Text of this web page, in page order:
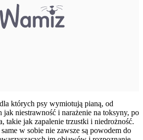
których psy wymiotują pianą, od
niestrawność i narażenie na toksyny, po
takie jak zapalenie trzustki i niedrożność.
w sobie nie zawsze są powodem do